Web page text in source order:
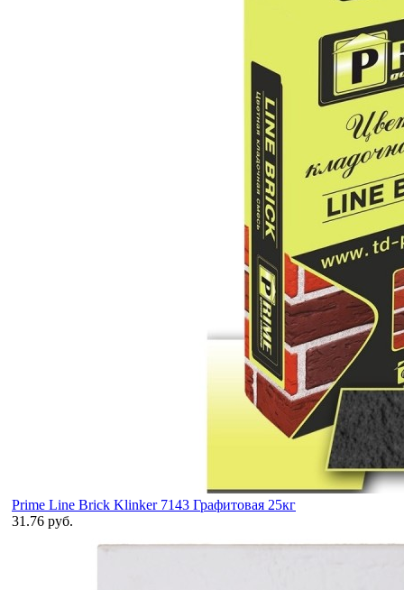
Prime Line Brick Klinker 7143 Графитовая 25кг
31.76 руб.